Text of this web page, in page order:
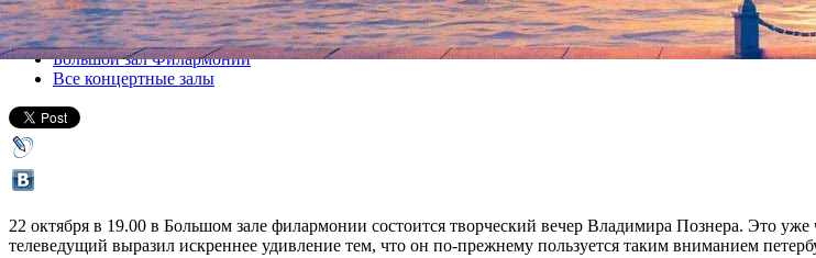
Все афиша плюс
Большой зал Филармонии
Все концертные залы
22 октября в 19.00 в Большом зале филармонии состоится творческий вечер Владимира Познера. Это
телеведущий выразил искреннее удивление тем, что он по-прежнему пользуется таким вниманием